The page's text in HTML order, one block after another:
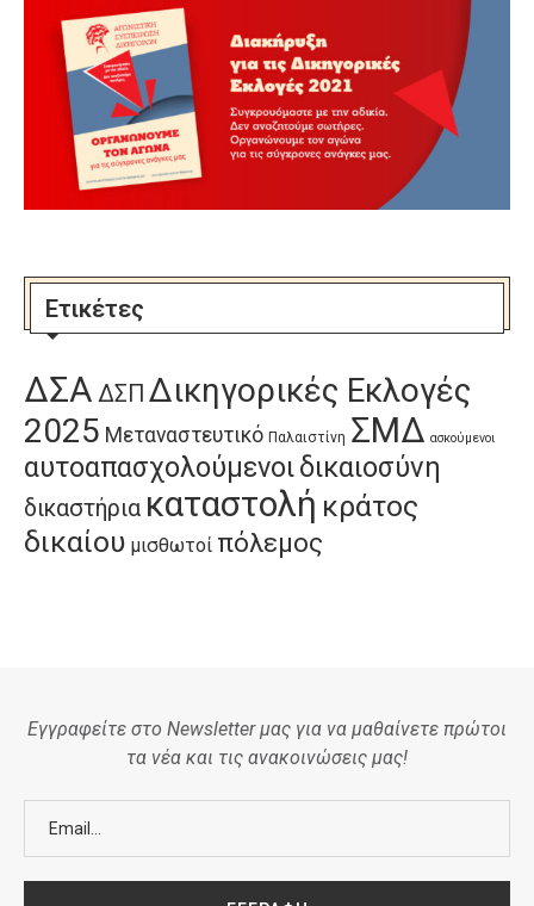
Ετικέτες
ΔΣΑ ΔΣΠ Δικηγορικές Εκλογές
2025 Μεταναστευτικό Παλαιστίνη ΣΜΔ ασκούμενοι
αυτοαπασχολούμενοιδικαιοσύνη
δικαστήρια καταστολή κράτος
δικαίου μισθωτοί πόλεμος
Εγγραφείτε στο Newsletter μας για να μαθαίνετε πρώτοι
τα νέα και τις ανακοινώσεις μας!